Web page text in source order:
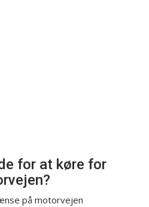
for at køre for
på motorvejen